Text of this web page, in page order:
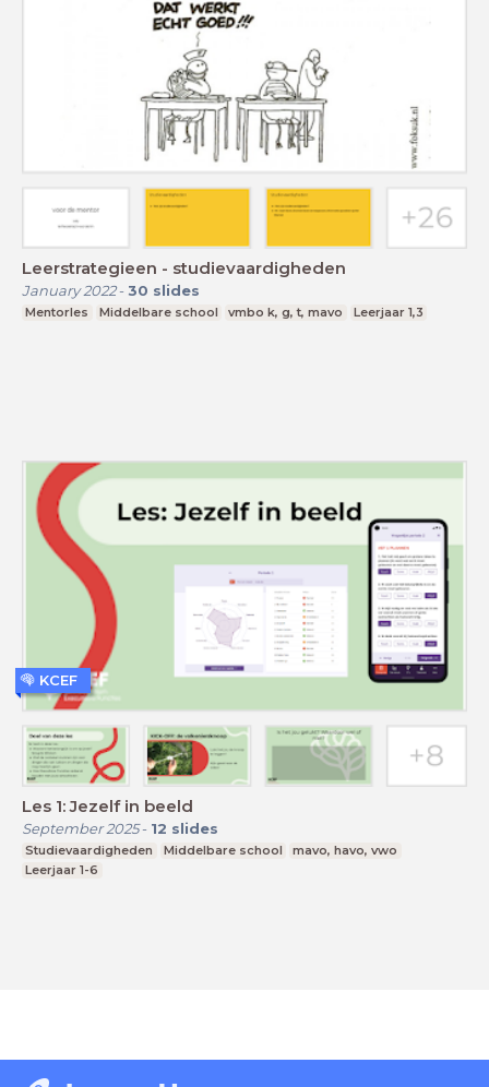
Leerstrategieen - studievaardigheden
January 2022- 30 slides
Mentorles Middelbare school vmbo k, g, t, mavo Leerjaar 1,3
Les 1: Jezelf in beeld
September 2025- 12 slides
Studievaardigheden Middelbare school
mavo, havo, vwo
Leerjaar 1-6
KCEF